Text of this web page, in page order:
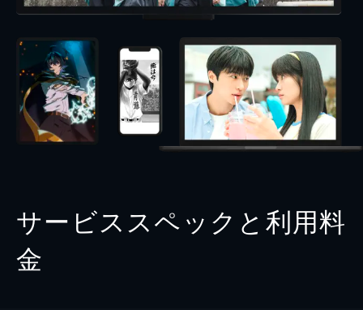
サービススペックと利用料
金